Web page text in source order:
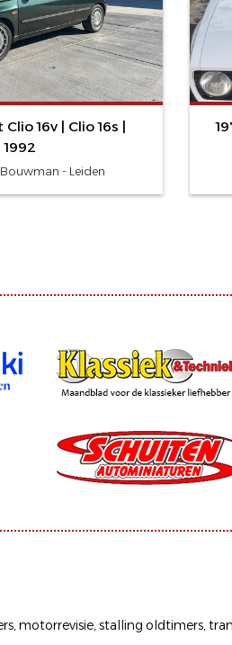
16v | Clio 16s |
1992
- Leiden
,motorrevisie,stalling oldtimers,